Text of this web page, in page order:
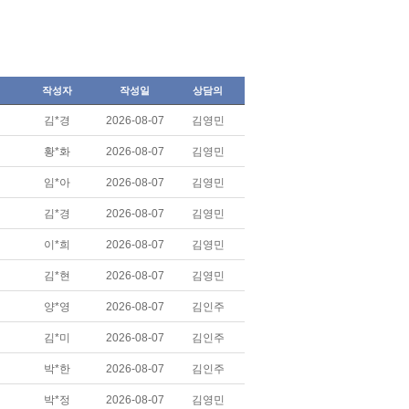
작성자 작성일 상담의
김*경 2026-08-07 김영민
황*화 2026-08-07 김영민
임*아 2026-08-07 김영민
김*경 2026-08-07 김영민
이*희 2026-08-07 김영민
김*현 2026-08-07 김영민
양*영 2026-08-07 김인주
김*미 2026-08-07 김인주
박*한 2026-08-07 김인주
박*정 2026-08-07 김영민